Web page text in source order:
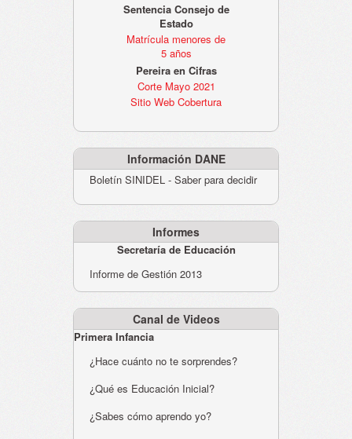
Sentencia Consejo de
Estado
Matrícula menores de
5 años
Pereira en Cifras
Corte Mayo 2021
Sitio Web Cobertura
Información DANE
Boletín SINIDEL - Saber para decidir
Informes
Secretaría de Educación
Informe de Gestión 2013
Canal de Videos
Primera Infancia
¿Hace cuánto no te sorprendes?
¿Qué es Educación Inicial?
¿Sabes cómo aprendo yo?